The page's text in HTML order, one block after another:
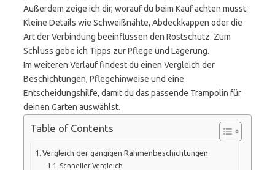
Außerdem zeige ich dir, worauf du beim Kauf achten musst.
Kleine Details wie Schweißnähte, Abdeckkappen oder die
Art der Verbindung beeinflussen den Rostschutz. Zum
Schluss gebe ich Tipps zur Pflege und Lagerung.
Im weiteren Verlauf findest du einen Vergleich der
Beschichtungen, Pflegehinweise und eine
Entscheidungshilfe, damit du das passende Trampolin für
deinen Garten auswählst.
Table of Contents
Vergleich der gängigen Rahmenbeschichtungen
Schneller Vergleich